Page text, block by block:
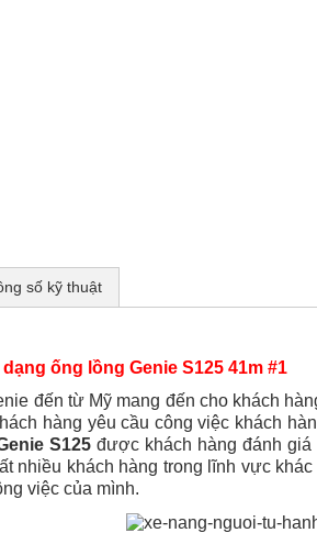
số kỹ thuật
ống lồng Genie S125 41m #1
đến từ Mỹ mang đến cho khách
hàng yêu cầu công việc khách
S125 được khách hàng đánh
nhiều khách hàng trong lĩnh vực
việc của mình.